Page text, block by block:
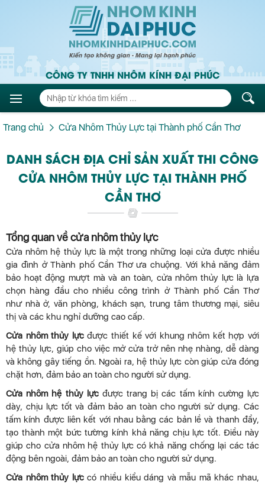
CÔNG TY TNHH NHÔM KÍNH ĐẠI PHÚC
Trang chủ Cửa Nhôm Thủy Lực tại Thành phố Cần Thơ
DANH SÁCH ĐỊA CHỈ SẢN XUẤT THI CÔNG
CỬA NHÔM THỦY LỰC TẠI THÀNH PHỐ
CẦN THƠ
Tổng quan về cửa nhôm thủy lực
Cửa nhôm hệ thủy lực là một trong những loại cửa được nhiều
gia đình ở Thành phố Cần Thơ ưa chuộng. Với khả năng đảm
bảo hoạt động mượt mà và an toàn, cửa nhôm thủy lực là lựa
chọn hàng đầu cho nhiều công trình ở Thành phố Cần Thơ
như nhà ở, văn phòng, khách sạn, trung tâm thương mại, siêu
thị và các khu nghỉ dưỡng cao cấp.
Cửa nhôm thủy lựcđược thiết kế với khung nhôm kết hợp với
hệ thủy lực, giúp cho việc mở cửa trở nên nhẹ nhàng, dễ dàng
và không gây tiếng ồn. Ngoài ra, hệ thủy lực còn giúp cửa đóng
chặt hơn, đảm bảo an toàn cho người sử dụng.
Cửa nhôm hệ thủy lựcđược trang bị các tấm kính cường lực
dày, chịu lực tốt và đảm bảo an toàn cho người sử dụng. Các
tấm kính được liên kết với nhau bằng các bản lề và thanh đẩy,
tạo thành một bức tường kính khả năng chịu lực tốt. Điều này
giúp cho cửa nhôm hệ thủy lực có khả năng chống lại các tác
động bên ngoài, đảm bảo an toàn cho người sử dụng.
Cửa nhôm thủy lựccó nhiều kiểu dáng và mẫu mã khác nhau,